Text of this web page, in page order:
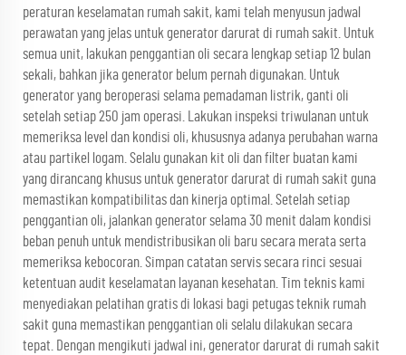
peraturan keselamatan rumah sakit, kami telah menyusun jadwal
perawatan yang jelas untuk generator darurat di rumah sakit. Untuk
semua unit, lakukan penggantian oli secara lengkap setiap 12 bulan
sekali, bahkan jika generator belum pernah digunakan. Untuk
generator yang beroperasi selama pemadaman listrik, ganti oli
setelah setiap 250 jam operasi. Lakukan inspeksi triwulanan untuk
memeriksa level dan kondisi oli, khususnya adanya perubahan warna
atau partikel logam. Selalu gunakan kit oli dan filter buatan kami
yang dirancang khusus untuk generator darurat di rumah sakit guna
memastikan kompatibilitas dan kinerja optimal. Setelah setiap
penggantian oli, jalankan generator selama 30 menit dalam kondisi
beban penuh untuk mendistribusikan oli baru secara merata serta
memeriksa kebocoran. Simpan catatan servis secara rinci sesuai
ketentuan audit keselamatan layanan kesehatan. Tim teknis kami
menyediakan pelatihan gratis di lokasi bagi petugas teknik rumah
sakit guna memastikan penggantian oli selalu dilakukan secara
tepat. Dengan mengikuti jadwal ini, generator darurat di rumah sakit